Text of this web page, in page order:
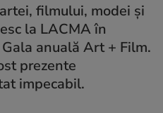
filmului, modei și
la LACMA în
anuală Art + Film.
prezente
impecabil.